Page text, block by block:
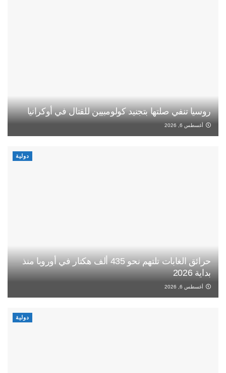
روسيا تنفي صلتها بتجنيد كولومبيين للقتال في أوكرانيا
أغسطس 6, 2026
دولية
حرائق الغابات تلتهم نحو 435 ألف هكتار في أوروبا منذ
بداية 2026
أغسطس 6, 2026
دولية